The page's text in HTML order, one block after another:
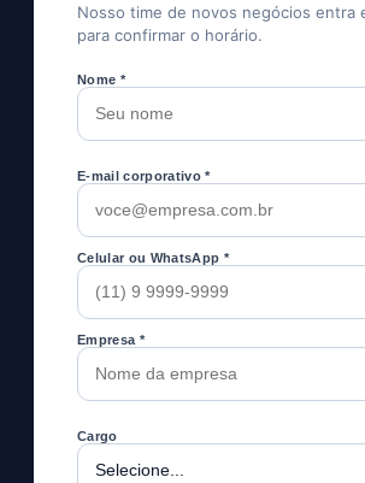
Nosso time de novos negócios entra
para confirmar o horário.
Nome *
E-mail corporativo *
Celular ou WhatsApp *
Empresa *
Cargo